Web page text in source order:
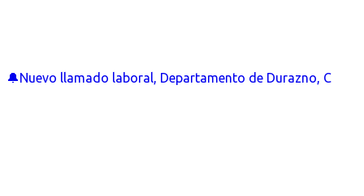
🔔Nuevo llamado laboral, Departamento de Durazno, C